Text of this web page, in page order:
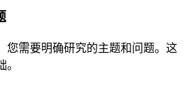
您需要明确研究的主题和问题。这